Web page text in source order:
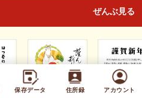
保存データ 住所録 アカウント
ぜんぶ見る